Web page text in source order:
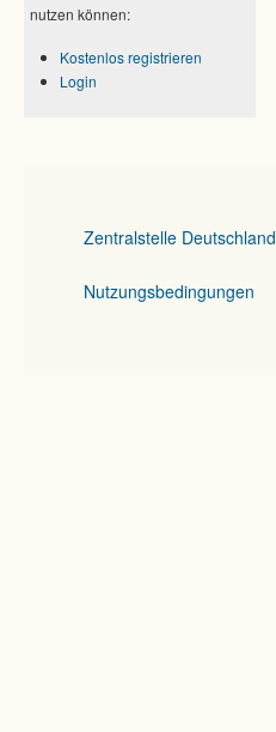
nutzen können:
Kostenlos registrieren
Login
Zentralstelle Deutschland
Nutzungsbedingungen